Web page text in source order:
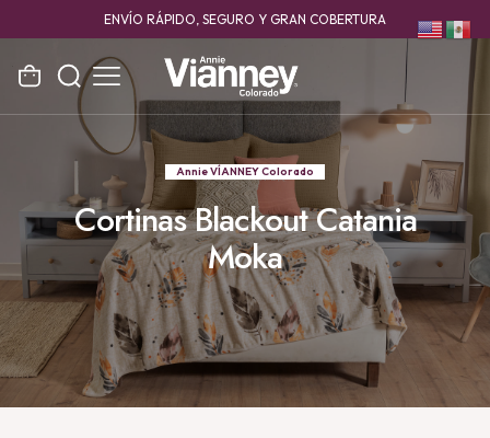
ENVÍO RÁPIDO, SEGURO Y GRAN COBERTURA
Annie VÍANNEY Colorado
Cortinas Blackout Catania
Moka